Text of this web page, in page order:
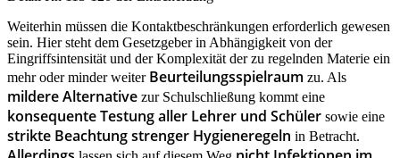
Weiterhin müssen die Kontaktbeschränkungen erforderlich gewesen
sein. Hier steht dem Gesetzgeber in Abhängigkeit von der
Eingriffsintensität und der Komplexität der zu regelnden Materie ein
mehr oder minder weiter Beurteilungsspielraum zu. Als
mildere Alternative zur Schulschließung kommt eine
konsequente Testung aller Lehrer und Schüler sowie eine
strikte Beachtung strenger Hygieneregeln in Betracht.